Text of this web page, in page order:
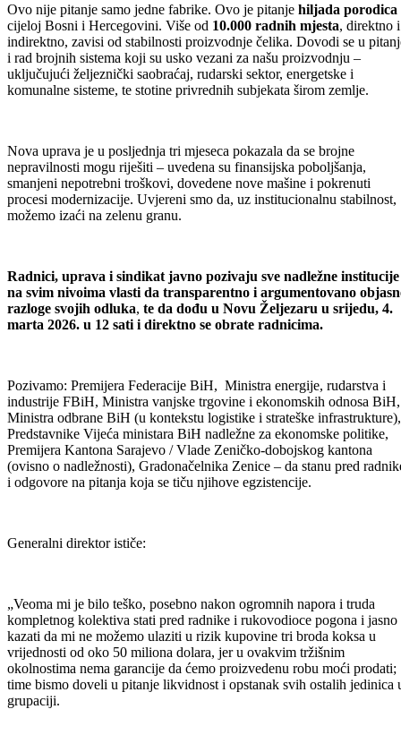
Ovo nije pitanje samo jedne fabrike. Ovo je pitanje hiljada porodica
cijeloj Bosni i Hercegovini. Više od 10.000 radnih mjesta, direktno i
indirektno, zavisi od stabilnosti proizvodnje čelika. Dovodi se u
i rad brojnih sistema koji su usko vezani za našu proizvodnju –
uključujući željeznički saobraćaj, rudarski sektor, energetske i
komunalne sisteme, te stotine privrednih subjekata širom zemlje.
Nova uprava je u posljednja tri mjeseca pokazala da se brojne
nepravilnosti mogu riješiti – uvedena su finansijska poboljšanja,
smanjeni nepotrebni troškovi, dovedene nove mašine i pokrenuti
procesi modernizacije. Uvjereni smo da, uz institucionalnu stabilnost,
možemo izaći na zelenu granu.
Radnici, uprava i sindikat javno pozivaju sve nadležne institucije
na svim nivoima vlasti da transparentno i argumentovano
razloge svojih odluka, te da dođu u Novu Željezaru u srijedu, 4.
marta 2026. u 12 sati i direktno se obrate radnicima.
Pozivamo: Premijera Federacije BiH, Ministra energije, rudarstva i
industrije FBiH, Ministra vanjske trgovine i ekonomskih odnosa BiH,
Ministra odbrane BiH (u kontekstu logistike i strateške infrastrukture),
Predstavnike Vijeća ministara BiH nadležne za ekonomske politike,
Premijera Kantona Sarajevo / Vlade Zeničko-dobojskog kantona
(ovisno o nadležnosti), Gradonačelnika Zenice – da stanu pred
i odgovore na pitanja koja se tiču njihove egzistencije.
Generalni direktor ističe:
„Veoma mi je bilo teško, posebno nakon ogromnih napora i truda
kompletnog kolektiva stati pred radnike i rukovodioce pogona i jasno
kazati da mi ne možemo ulaziti u rizik kupovine tri broda koksa u
vrijednosti od oko 50 miliona dolara, jer u ovakvim tržišnim
okolnostima nema garancije da ćemo proizvedenu robu moći prodati;
time bismo doveli u pitanje likvidnost i opstanak svih ostalih jedinica
grupaciji.